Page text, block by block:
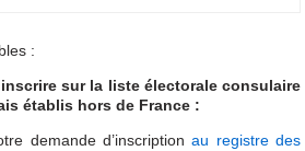
:
sur la liste électorale consulaire
établis hors de France :
demande d’inscriptionau registre des